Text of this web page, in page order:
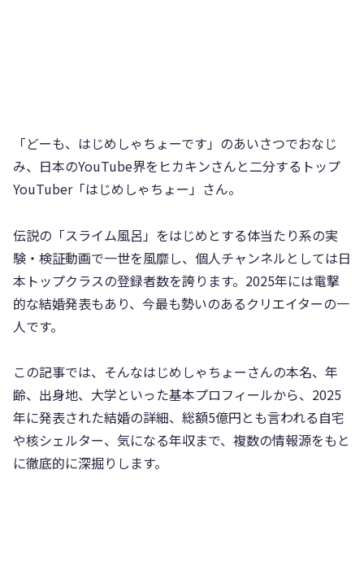
「どーも、はじめしゃちょーです」のあいさつでおなじ
み、日本のYouTube界をヒカキンさんと二分するトップ
YouTuber「はじめしゃちょー」さん。
伝説の「スライム風呂」をはじめとする体当たり系の実
験・検証動画で一世を風靡し、個人チャンネルとしては日
本トップクラスの登録者数を誇ります。2025年には電撃
的な結婚発表もあり、今最も勢いのあるクリエイターの一
人です。
この記事では、そんなはじめしゃちょーさんの本名、年
齢、出身地、大学といった基本プロフィールから、2025
年に発表された結婚の詳細、総額5億円とも言われる自宅
や核シェルター、気になる年収まで、複数の情報源をもと
に徹底的に深掘りします。